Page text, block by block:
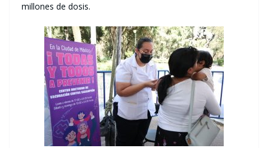
millones de dosis.